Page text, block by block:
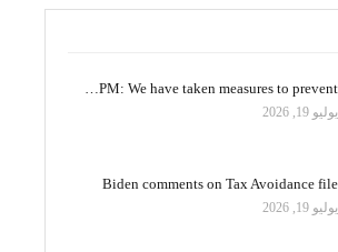
PM: We have taken measures to prevent…
يوليو 19, 2026
Biden comments on Tax Avoidance file
يوليو 19, 2026